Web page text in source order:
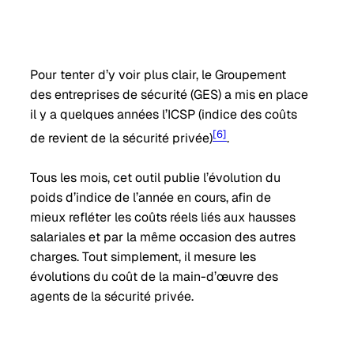
Pour tenter d’y voir plus clair, le Groupement
des entreprises de sécurité (GES) a mis en place
il y a quelques années l’ICSP (indice des coûts
de revient de la sécurité privée)[6].
Tous les mois, cet outil publie l’évolution du
poids d’indice de l’année en cours, afin de
mieux refléter les coûts réels liés aux hausses
salariales et par la même occasion des autres
charges. Tout simplement, il mesure les
évolutions du coût de la main-d’œuvre des
agents de la sécurité privée.